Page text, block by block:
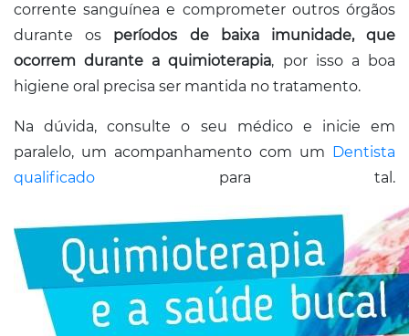
corrente sanguínea e comprometer outros órgãos
durante os períodos de baixa imunidade, que
ocorrem durante a quimioterapia, por isso a boa
higiene oral precisa ser mantida no tratamento.
Na dúvida, consulte o seu médico e inicie em
paralelo, um acompanhamento com um Dentista
qualificado para tal.